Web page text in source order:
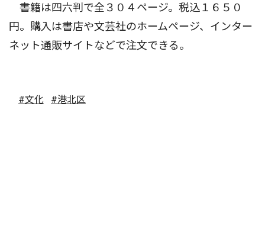
書籍は四六判で全３０４ページ。税込１６５０
円。購入は書店や文芸社のホームページ、インター
ネット通販サイトなどで注文できる。
#文化 #港北区